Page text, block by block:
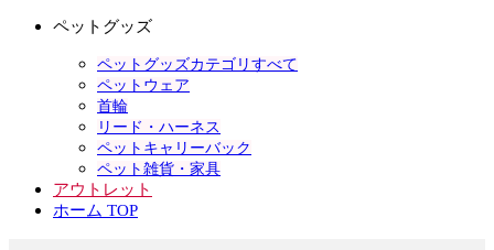
ペットグッズ
ペットグッズカテゴリすべて
ペットウェア
首輪
リード・ハーネス
ペットキャリーバック
ペット雑貨・家具
アウトレット
ホーム TOP